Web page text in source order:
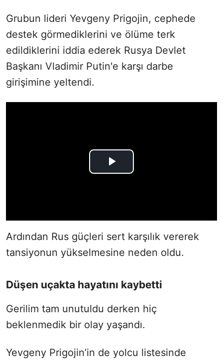
Grubun lideri Yevgeny Prigojin, cephede
destek görmediklerini ve ölüme terk
edildiklerini iddia ederek Rusya Devlet
Başkanı Vladimir Putin'e karşı darbe
girişimine yeltendi.
Ardından Rus güçleri sert karşılık vererek
tansiyonun yükselmesine neden oldu.
Düşen uçakta hayatını kaybetti
Gerilim tam unutuldu derken hiç
beklenmedik bir olay yaşandı.
Yevgeny Prigojin’in de yolcu listesinde